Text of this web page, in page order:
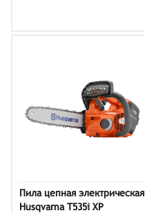
Пила цепная электрическая
Husqvarna T535i XP